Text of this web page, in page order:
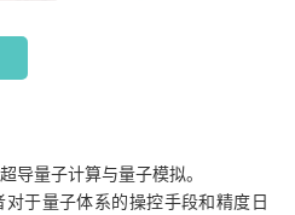
导量子计算与量子模拟。
于量子体系的操控手段和精度日